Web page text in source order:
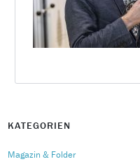
KATEGORIEN
Magazin & Folder